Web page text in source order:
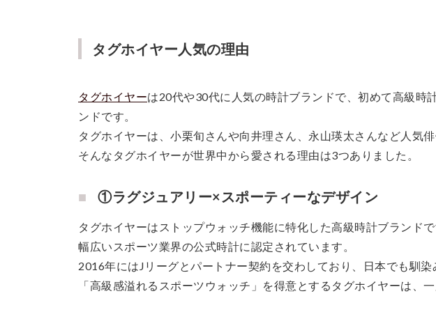
タグホイヤー人気の理由
タグホイヤーは20代や30代に人気の時計ブランドで、初めて高級時
ンドです。
タグホイヤーは、小栗旬さんや向井理さん、永山瑛太さんなど人気
そんなタグホイヤーが世界中から愛される理由は3つありました。
①ラグジュアリー×スポーティーなデザイン
タグホイヤーはストップウォッチ機能に特化した高級時計ブランドで
幅広いスポーツ業界の公式時計に認定されています。
2016年にはJリーグとパートナー契約を交わしており、日本でも馴染
「高級感溢れるスポーツウォッチ」を得意とするタグホイヤーは、